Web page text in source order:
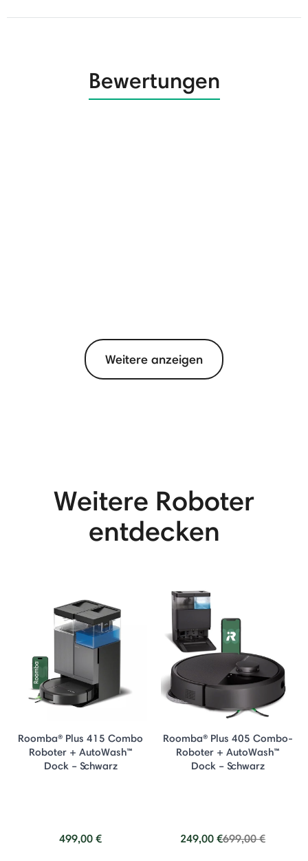
Bewertungen
Weitere anzeigen
Weitere Roboter
entdecken
Roomba® Plus 415 Combo
Roboter + AutoWash™
Dock – Schwarz
499,00 €
Roomba® Plus 405 Combo-
Roboter + AutoWash™
Dock – Schwarz
249,00 €Price reduced
699,00 €to